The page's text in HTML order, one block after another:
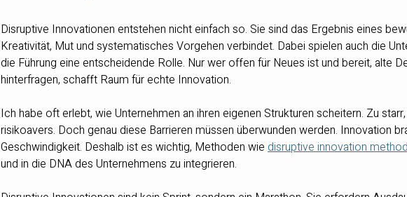
Disruptive Innovationen entstehen nicht einfach so. Sie sind das Ergebnis eines
Kreativität, Mut und systematisches Vorgehen verbindet. Dabei spielen auch die
die Führung eine entscheidende Rolle. Nur wer offen für Neues ist und bereit, alte
hinterfragen, schafft Raum für echte Innovation.
Ich habe oft erlebt, wie Unternehmen an ihren eigenen Strukturen scheitern. Zu
risikoavers. Doch genau diese Barrieren müssen überwunden werden. Innovation
Geschwindigkeit. Deshalb ist es wichtig, Methoden wie disruptive innovation
und in die DNA des Unternehmens zu integrieren.